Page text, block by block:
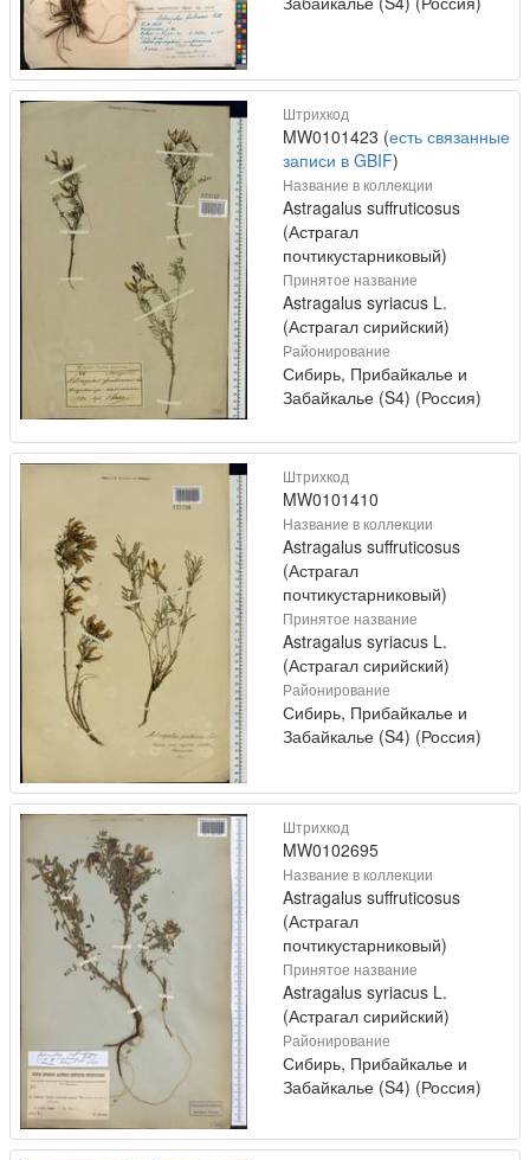
Штрихкод
MW0101423 (есть связанные
записи в GBIF)
Название в коллекции
Astragalus suffruticosus
(Астрагал
почтикустарниковый)
Принятое название
Astragalus syriacus L.
(Астрагал сирийский)
Районирование
Сибирь, Прибайкалье и
Забайкалье (S4) (Россия)
Штрихкод
MW0101410
Название в коллекции
Astragalus suffruticosus
(Астрагал
почтикустарниковый)
Принятое название
Astragalus syriacus L.
(Астрагал сирийский)
Районирование
Сибирь, Прибайкалье и
Забайкалье (S4) (Россия)
Штрихкод
MW0102695
Название в коллекции
Astragalus suffruticosus
(Астрагал
почтикустарниковый)
Принятое название
Astragalus syriacus L.
(Астрагал сирийский)
Районирование
Сибирь, Прибайкалье и
Забайкалье (S4) (Россия)